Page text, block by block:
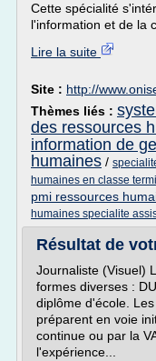
Cette spécialité
l'information et de la
Lire la suite
Site : http://
Thèmes liés :
des ressources
information de
humaines /
humaines en classe
pmi ressources
humaines specialite
Résultat de
Journaliste (Visuel)
formes diverses :
diplôme d'école.
préparent en voie
continue ou par la
l'expérience...